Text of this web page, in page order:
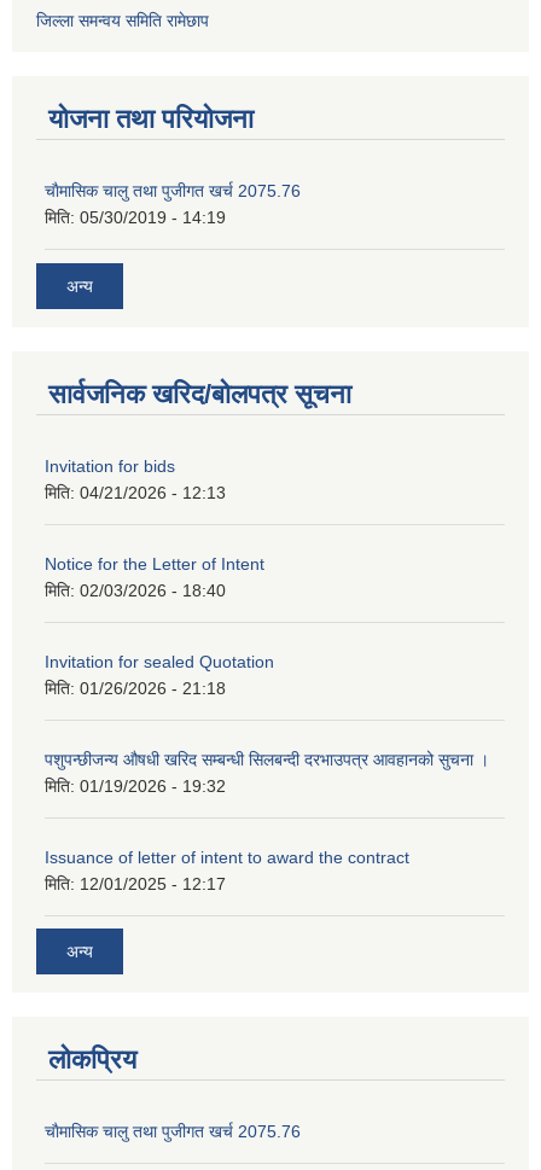
जिल्ला समन्वय समिति रामेछाप
योजना तथा परियोजना
चाैमासिक चालु तथा पुजीगत खर्च 2075.76
मिति: 05/30/2019 - 14:19
अन्य
सार्वजनिक खरिद/बोलपत्र सूचना
Invitation for bids
मिति: 04/21/2026 - 12:13
Notice for the Letter of Intent
मिति: 02/03/2026 - 18:40
Invitation for sealed Quotation
मिति: 01/26/2026 - 21:18
पशुपन्छीजन्य औषधी खरिद सम्बन्धी सिलबन्दी दरभाउपत्र आवहानको सुचना ।
मिति: 01/19/2026 - 19:32
Issuance of letter of intent to award the contract
मिति: 12/01/2025 - 12:17
अन्य
लोकप्रिय
चाैमासिक चालु तथा पुजीगत खर्च 2075.76